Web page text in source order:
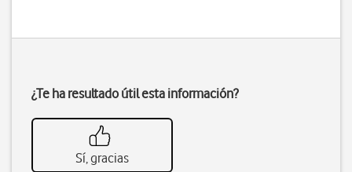
¿Te ha resultado útil esta información?
Sí, gracias